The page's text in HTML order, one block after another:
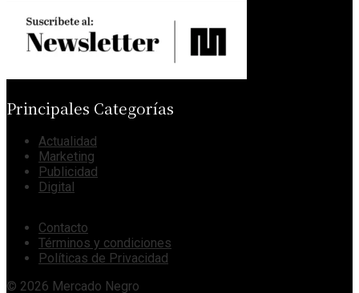
Principales Categorías
Actualidad
Marketing
Publicidad
Digital
Contacto
Términos y condiciones
Políticas de Privacidad
© 2026 Mercado Negro